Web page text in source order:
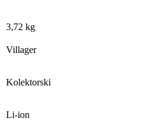
3,72 kg
Villager
Kolektorski
Li-ion